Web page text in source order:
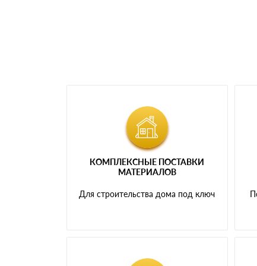
КОМПЛЕКСНЫЕ ПОСТАВКИ
МАТЕРИАЛОВ
Для строительства дома под ключ